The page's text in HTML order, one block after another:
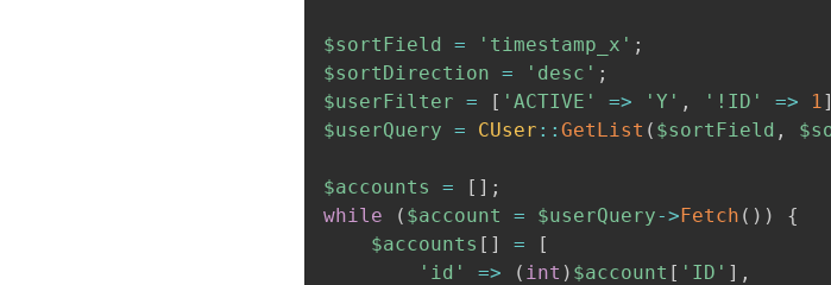
$sortField = 'timestamp_x' ;
$sortDirection = 'desc' ;
$userFilter = [ 'ACTIVE' => 'Y' , '!ID' => 1]
$userQuery = CUser :: GetList ( $sortField ,
$accounts = [ ] ;
while
( $account = $userQuery->Fetch ( ) )
{
$accounts [ ] =
[
'id'
=> ( int ) $account [ 'ID' ] ,